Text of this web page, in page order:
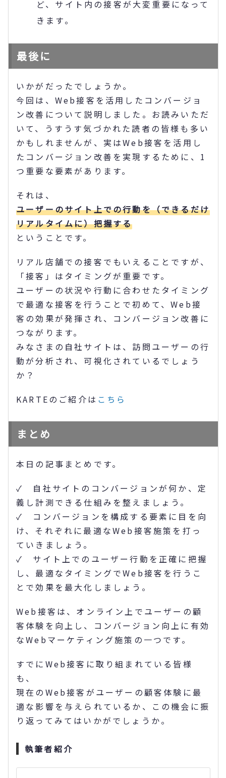
ど、サイト内の接客が大変重要になって
きます。
最後に
いかがだったでしょうか。
今回は、Web接客を活用したコンバージョ
ン改善について説明しました。お読みいただ
いて、うすうす気づかれた読者の皆様も多い
かもしれませんが、実はWeb接客を活用し
たコンバージョン改善を実現するために、1
つ重要な要素があります。
それは、
ユーザーのサイト上での行動を（できるだけ
リアルタイムに）把握する
ということです。
リアル店舗での接客でもいえることですが、
「接客」はタイミングが重要です。
ユーザーの状況や行動に合わせたタイミング
で最適な接客を行うことで初めて、Web接
客の効果が発揮され、コンバージョン改善に
つながります。
みなさまの自社サイトは、訪問ユーザーの行
動が分析され、可視化されているでしょう
か？
KARTEのご紹介は こちら
まとめ
本日の記事まとめです。
✓ 自社サイトのコンバージョンが何か、定
義し計測できる仕組みを整えましょう。
✓ コンバージョンを構成する要素に目を向
け、それぞれに最適なWeb接客施策を打っ
ていきましょう。
✓ サイト上でのユーザー行動を正確に把握
し、最適なタイミングでWeb接客を行うこ
とで効果を最大化しましょう。
Web接客は、オンライン上でユーザーの顧
客体験を向上し、コンバージョン向上に有効
なWebマーケティング施策の一つです。
すでにWeb接客に取り組まれている皆様
も、
現在のWeb接客がユーザーの顧客体験に最
適な影響を与えられているか、この機会に振
り返ってみてはいかがでしょうか。
執筆者紹介